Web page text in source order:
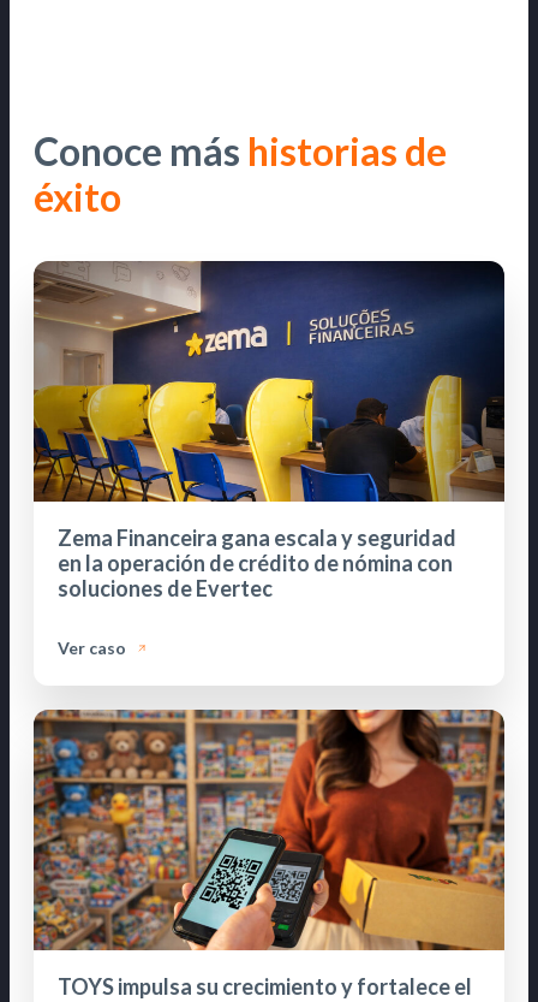
Conoce más historias de
éxito
Zema Financeira gana escala y seguridad
en la operación de crédito de nómina con
soluciones de Evertec
Ver caso
TOYS impulsa su crecimiento y fortalece el